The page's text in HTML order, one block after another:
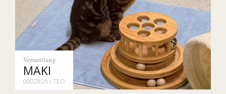
Vermittlung
MAKI
0002826 / TEO